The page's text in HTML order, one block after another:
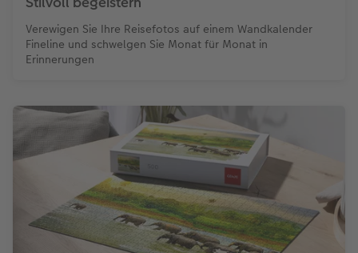
Verewigen Sie Ihre Reisefotos auf einem Wandkalender
Fineline und schwelgen Sie Monat für Monat in
Erinnerungen